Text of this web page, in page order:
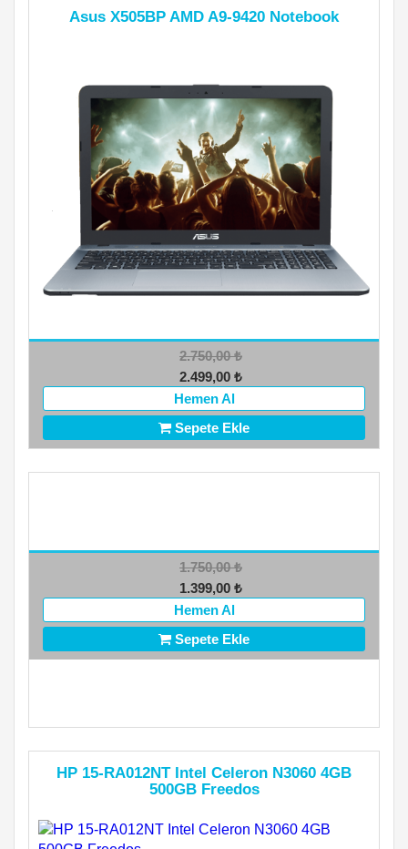
Asus X505BP AMD A9-9420 Notebook
2.750,00₺
2.499,00 ₺
Hemen Al
Sepete Ekle
1.750,00₺
1.399,00 ₺
Hemen Al
Sepete Ekle
HP 15-RA012NT Intel Celeron N3060 4GB
500GB Freedos